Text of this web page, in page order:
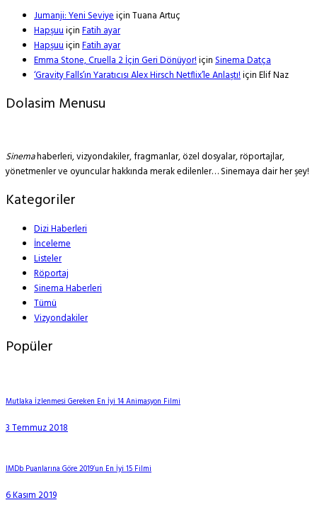
Jumanji: Yeni SeviyeiçinTuana Artuç
HapşuuiçinFatih ayar
HapşuuiçinFatih ayar
Emma Stone, Cruella 2 İçin Geri Dönüyor!içinSinema Datça
‘Gravity Falls’ın Yaratıcısı Alex Hirsch Netflix’le Anlaştı!içinElif Naz
Dolasim Menusu
Sinemahaberleri, vizyondakiler, fragmanlar, özel dosyalar, röportajlar,
yönetmenler ve oyuncular hakkında merak edilenler… Sinemaya dair her şey!
Kategoriler
Dizi Haberleri
İnceleme
Listeler
Röportaj
Sinema Haberleri
Tümü
Vizyondakiler
Popüler
Mutlaka İzlenmesi Gereken En İyi 14 Animasyon Filmi
3 Temmuz 2018
IMDb Puanlarına Göre 2019’un En İyi 15 Filmi
6 Kasım 2019